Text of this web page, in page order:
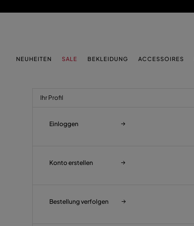
NEUHEITEN SALE BEKLEIDUNG ACCESSOIRES
Ihr Profil
Einloggen
Konto erstellen
Bestellung verfolgen